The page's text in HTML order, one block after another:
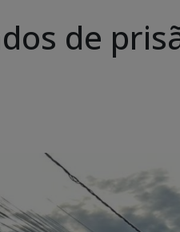
de